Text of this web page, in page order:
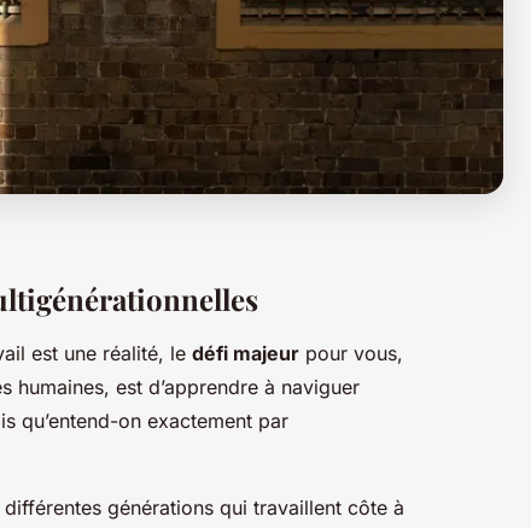
est une réalité, le défi majeur pour vous,
humaines, est d’apprendre à naviguer
qu’entend-on exactement par
générations qui travaillent côte à